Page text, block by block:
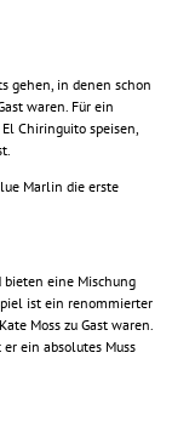
gehen, in denen schon
waren. Für ein
Chiringuito speisen,
Marlin die erste
eine Mischung
ist ein renommierter
Moss zu Gast waren.
ein absolutes Muss